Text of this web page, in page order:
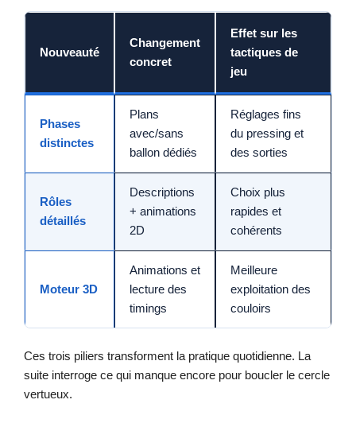
Nouveauté
Changement
concret
Effet sur les
tactiques de
jeu
Phases
distinctes
Plans
avec/sans
ballon dédiés
Réglages fins
du pressing et
des sorties
Rôles
détaillés
Descriptions
+ animations
2D
Choix plus
rapides et
cohérents
Moteur 3D
Animations et
lecture des
timings
Meilleure
exploitation des
couloirs
Ces trois piliers transforment la pratique quotidienne. La
suite interroge ce qui manque encore pour boucler le cercle
vertueux.